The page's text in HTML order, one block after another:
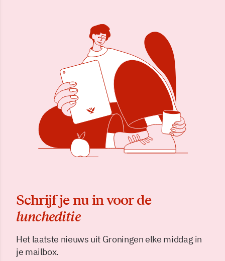
Schrijf je nu in voor de
luncheditie
Het laatste nieuws uit Groningen elke middag in
je mailbox.